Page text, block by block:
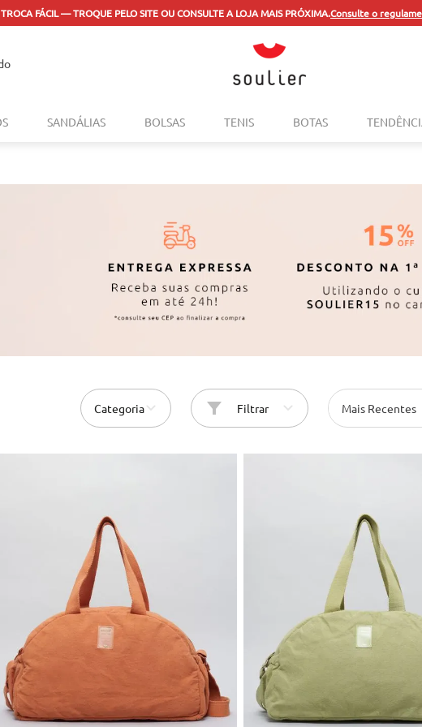
TROCA FÁCIL — TROQUE PELO SITE OU CONSULTE A LOJA MAIS PRÓXIMA.Consulte o
SANDÁLIAS BOLSAS TENIS BOTAS
Categoria Filtrar Mais Recentes
U U
1º
tenis
3º
sapatilha
mocassim
6º
sandalia
7º
tenis couro
9º
anabela
10º